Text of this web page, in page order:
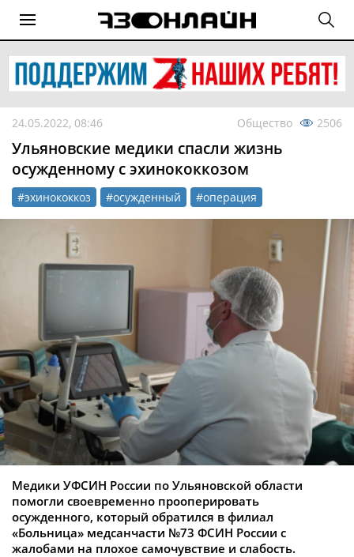
24.05.2022, 08:46 Общество 2506
Ульяновские медики спасли жизнь
осужденному с эхинококкозом
#эхинококкоз #осужденный #операция
Медики УФСИН России по Ульяновской области
помогли своевременно прооперировать
осужденного, который обратился в филиал
«Больница» медсанчасти №73 ФСИН России с
жалобами на плохое самочувствие и слабость.